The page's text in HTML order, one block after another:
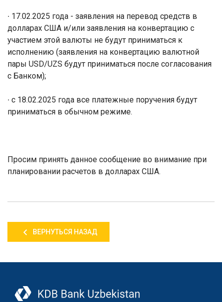
∙ 17.02.2025 года - заявления на перевод средств в
долларах США и/или заявления на конвертацию с
участием этой валюты не будут приниматься к
исполнению (заявления на конвертацию валютной
пары USD/UZS будут приниматься после согласования
с Банком);
∙ с 18.02.2025 года все платежные поручения будут
приниматься в обычном режиме.
Просим принять данное сообщение во внимание при
планировании расчетов в долларах США.
ВЕРНУТЬСЯ НАЗАД